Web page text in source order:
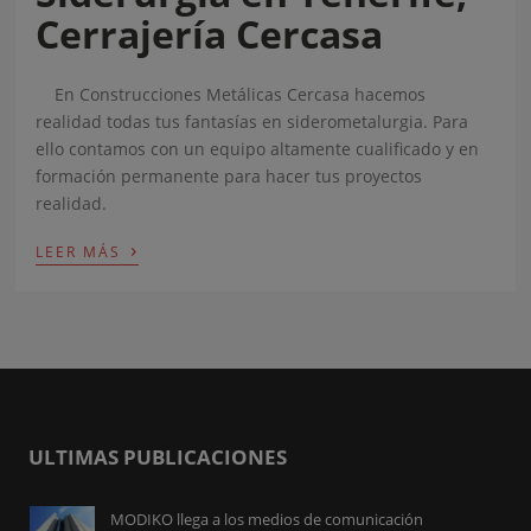
Cerrajería Cercasa
En Construcciones Metálicas Cercasa hacemos
realidad todas tus fantasías en siderometalurgia. Para
ello contamos con un equipo altamente cualificado y en
formación permanente para hacer tus proyectos
realidad.
LEER MÁS ›
ULTIMAS PUBLICACIONES
MODIKO llega a los medios de comunicación